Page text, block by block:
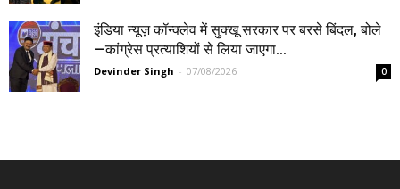
इंडिया न्यूज़ कॉन्क्लेव में सुक्खू सरकार पर बरसे बिंदल, बोले
—कांग्रेस प्रत्याशियों से लिया जाएगा...
Devinder Singh - 07/08/2026 0